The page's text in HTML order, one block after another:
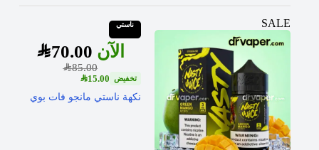
SALE ناستي
SAR85.00
SAR70.00
SAR15.00
نكهة ناستي مانجو فات بوي